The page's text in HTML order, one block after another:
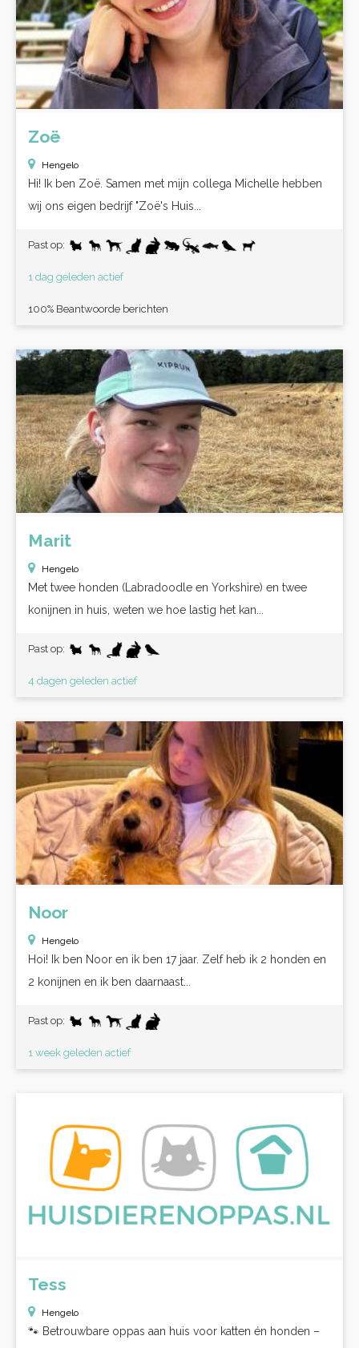
Zoë
Hengelo
Hi! Ik ben Zoë. Samen met mijn collega Michelle hebben
wij ons eigen bedrijf "Zoë's Huis...
Past op:
1 dag geleden actief
100% Beantwoorde berichten
Marit
Hengelo
Met twee honden (Labradoodle en Yorkshire) en twee
konijnen in huis, weten we hoe lastig het kan...
Past op:
4 dagen geleden actief
Noor
Hengelo
Hoi! Ik ben Noor en ik ben 17 jaar. Zelf heb ik 2 honden en
2 konijnen en ik ben daarnaast...
Past op:
1 week geleden actief
Tess
Hengelo
🐾 Betrouwbare oppas aan huis voor katten én honden –